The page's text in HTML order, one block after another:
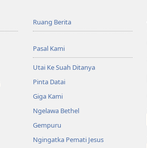
Ruang Berita
Pasal Kami
Utai Ke Suah Ditanya
Pinta Datai
Giga Kami
Ngelawa Bethel
Gempuru
Ngingatka Pemati Jesus